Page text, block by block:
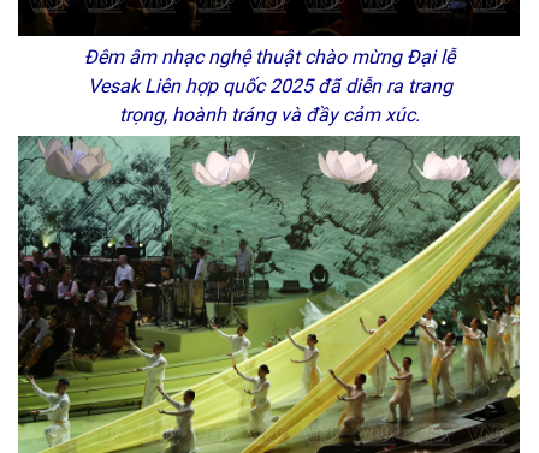
Đêm âm nhạc nghệ thuật chào mừng Đại lễ
Vesak Liên hợp quốc 2025 đã diễn ra trang
trọng, hoành tráng và đầy cảm xúc.